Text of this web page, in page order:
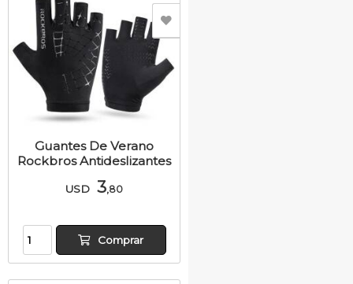
Guantes De Verano
Rockbros Antideslizantes
USD 3,80
Comprar